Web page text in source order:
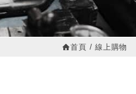
首頁 線上購物